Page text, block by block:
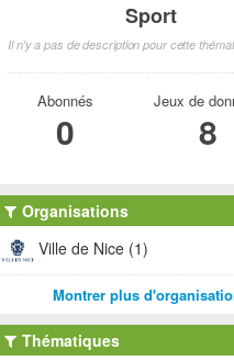
Sport
Il n'y a pas de description pour cette
Abonnés
0
Jeux de
8
Organisations
Ville de Nice (1)
Montrer plus
Thématiques